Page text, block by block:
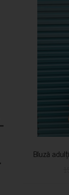
Bluză